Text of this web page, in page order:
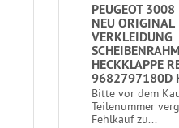
PEUGEOT
NEU ORIGINAL
VERKLEIDUNG
HECKKLAPPE
9682797180D
Bitte vor dem
Teilenummer
Fehlkauf zu...